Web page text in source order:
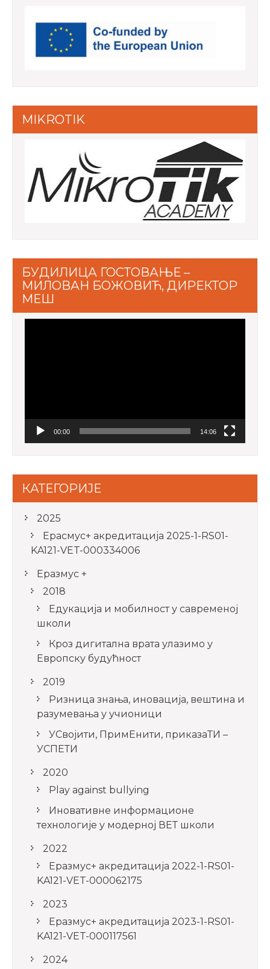
MIKROTIK
БУДИЛИЦА ГОСТОВАЊЕ –
МИЛОВАН БОЖОВИЋ, ДИРЕКТОР
МЕШ
00:00 14:06
КАТЕГОРИЈЕ
2025
Ерасмус+ акредитацијa 2025-1-RS01-
KA121-VET-000334006
Еразмус +
2018
Едукација и мобилност у савременој
школи
Кроз дигитална врата улазимо у
Европску будућност
2019
Ризница знања, иновација, вештина и
разумевања у учионици
УСвојити, ПримЕнити, приказаТИ –
УСПЕТИ
2020
Play against bullying
Иновативне информационе
технологије у модерној ВЕТ школи
2022
Еразмус+ акредитација 2022-1-RS01-
KA121-VET-000062175
2023
Еразмус+ акредитација 2023-1-RS01-
KA121-VET-000117561
2024